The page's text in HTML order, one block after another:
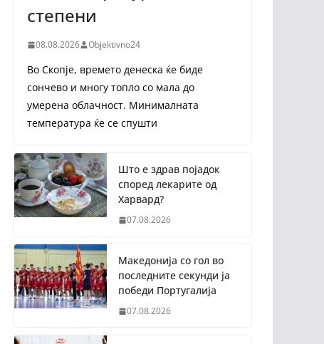
степени
08.08.2026 Objektivno24
Во Скопје, времето денеска ќе биде
сончево и многу топло со мала до
умерена облачност. Минималната
температура ќе се спушти
Што е здрав појадок
според лекарите од
Харвард?
07.08.2026
Македонија со гол во
последните секунди ја
победи Португалија
07.08.2026